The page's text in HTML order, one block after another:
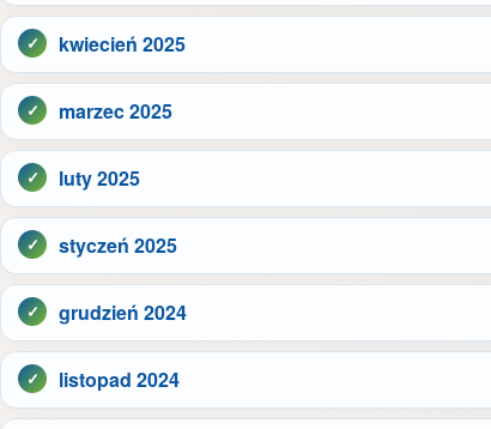
kwiecień 2025
marzec 2025
luty 2025
styczeń 2025
grudzień 2024
listopad 2024